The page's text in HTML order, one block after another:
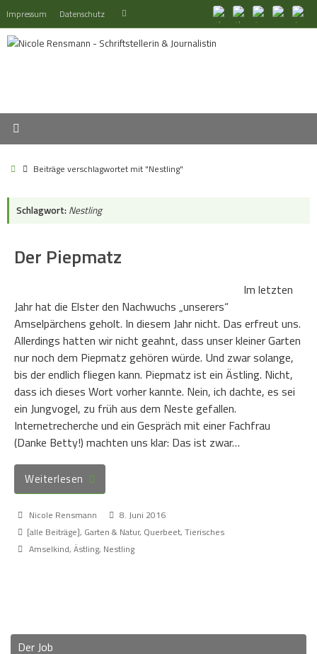
Inhalt
springen
Impressum Datenschutz Suchen
StartBeiträge verschlagwortet mit "Nestling"
Schlagwort: Nestling
Der Piepmatz
Im letzten
Jahr hat die Elster den Nachwuchs „unserers“
Amselpärchens geholt. In diesem Jahr nicht. Das erfreut uns.
Allerdings hatten wir nicht geahnt, dass unser kleiner Garten
nur noch dem Piepmatz gehören würde. Und zwar solange,
bis der endlich fliegen kann. Piepmatz ist ein Ästling. Nicht,
dass ich dieses Wort vorher kannte. Nein, ich dachte, es sei
ein Jungvogel, zu früh aus dem Neste gefallen.
Internetrecherche und ein Gespräch mit einer Fachfrau
(Danke Betty!) machten uns klar: Das ist zwar…
Weiterlesen
Nicole Rensmann
8. Juni 2016
[alle Beiträge], Garten & Natur, Querbeet, Tierisches
Amselkind, Ästling, Nestling
Der Job